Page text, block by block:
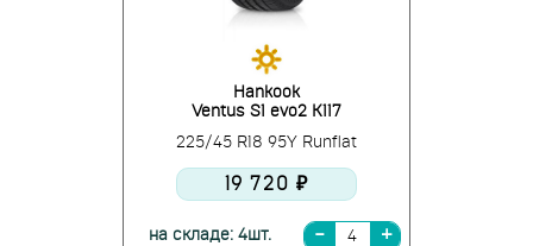
Hankook
Ventus S1 evo2 K117
225/45 R18 95Y Runflat
19 720 ₽
на складе: 4шт.